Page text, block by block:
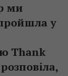
ми
у
Thank